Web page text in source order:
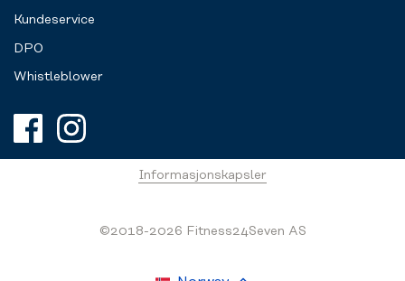
Kundeservice
DPO
Whistleblower
Informasjonskapsler
©2018-2026 Fitness24Seven AS